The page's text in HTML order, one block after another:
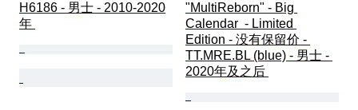
H6186 - 男士 - 2010-2020
年
"MultiReborn" - Big
Calendar  - Limited
Edition - 没有保留价 -
TT.MRE.BL (blue) - 男士 -
2020年及之后